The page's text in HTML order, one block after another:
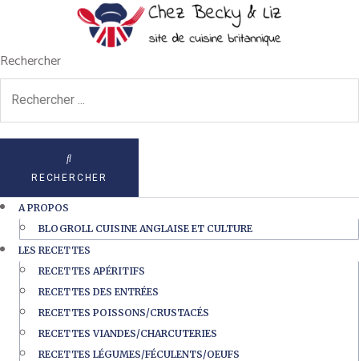
Rechercher
RECHERCHER
A PROPOS
BLOGROLL CUISINE ANGLAISE ET CULTURE
LES RECETTES
RECETTES APÉRITIFS
RECETTES DES ENTRÉES
RECETTES POISSONS/CRUSTACÉS
RECETTES VIANDES/CHARCUTERIES
RECETTES LÉGUMES/FÉCULENTS/OEUFS